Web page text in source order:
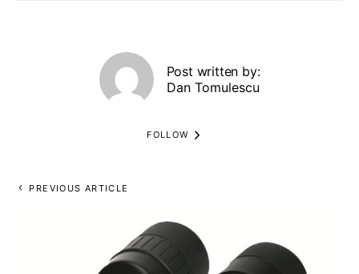
Post written by:
Dan Tomulescu
FOLLOW
PREVIOUS ARTICLE